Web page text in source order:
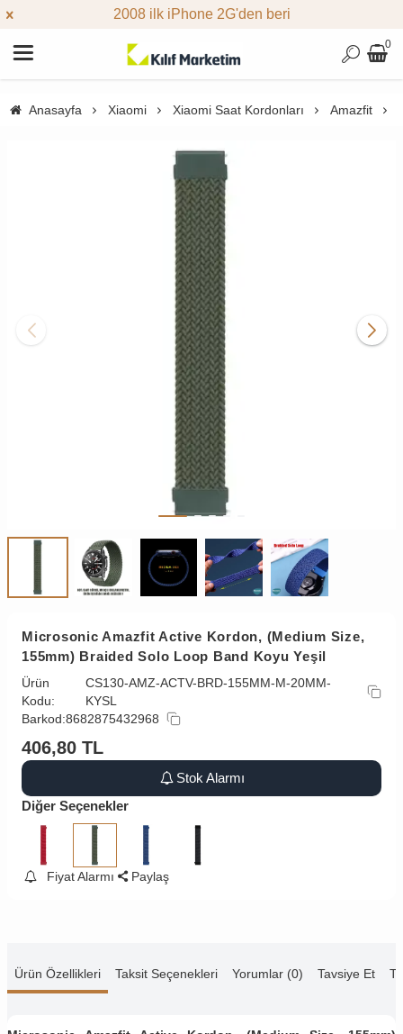
2008 ilk iPhone 2G'den beri
0
Anasayfa Xiaomi Xiaomi Saat Kordonları Amazfit
Microsonic Amazfit Active Kordon, (Medium Size,
155mm) Braided Solo Loop Band Koyu Yeşil
Ürün
Kodu:
CS130-AMZ-ACTV-BRD-155MM-M-20MM-
KYSL
Barkod:8682875432968
406,80 TL
Stok Alarmı
Diğer Seçenekler
Fiyat Alarmı Paylaş
Ürün Özellikleri Taksit Seçenekleri Yorumlar (0) Tavsiye Et